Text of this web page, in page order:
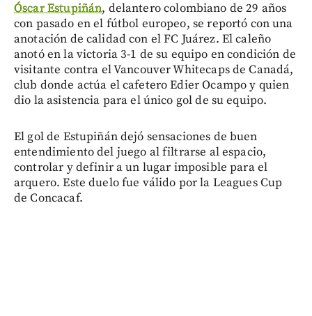
Óscar Estupiñán, delantero colombiano de 29 años
con pasado en el fútbol europeo, se reportó con una
anotación de calidad con el FC Juárez. El caleño
anotó en la victoria 3-1 de su equipo en condición de
visitante contra el Vancouver Whitecaps de Canadá,
club donde actúa el cafetero Edier Ocampo y quien
dio la asistencia para el único gol de su equipo.
El gol de Estupiñán dejó sensaciones de buen
entendimiento del juego al filtrarse al espacio,
controlar y definir a un lugar imposible para el
arquero. Este duelo fue válido por la Leagues Cup
de Concacaf.